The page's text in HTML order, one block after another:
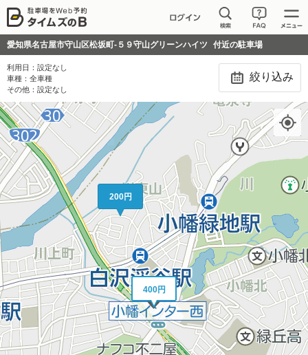
愛知県名古屋市守山区松坂町-５９守山グリーンハイツ 付近の駐車場
利用日： 設定なし
車種： 全車種
その他： 設定なし
絞り込み
200円
400円